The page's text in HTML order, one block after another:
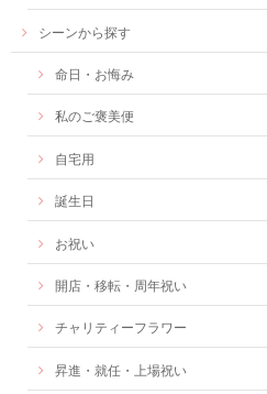
シーンから探す
命日・お悔み
私のご褒美便
自宅用
誕生日
お祝い
開店・移転・周年祝い
チャリティーフラワー
昇進・就任・上場祝い